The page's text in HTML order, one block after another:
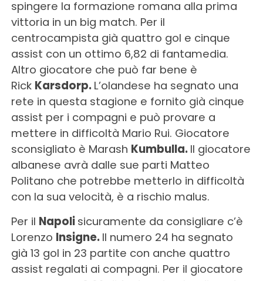
spingere la formazione romana alla prima
vittoria in un big match. Per il
centrocampista già quattro gol e cinque
assist con un ottimo 6,82 di fantamedia.
Altro giocatore che può far bene è
Rick Karsdorp. L’olandese ha segnato una
rete in questa stagione e fornito già cinque
assist per i compagni e può provare a
mettere in difficoltà Mario Rui. Giocatore
sconsigliato è Marash Kumbulla. Il giocatore
albanese avrà dalle sue parti Matteo
Politano che potrebbe metterlo in difficoltà
con la sua velocità, è a rischio malus.
Per il Napoli sicuramente da consigliare c’è
Lorenzo Insigne. Il numero 24 ha segnato
già 13 gol in 23 partite con anche quattro
assist regalati ai compagni. Per il giocatore